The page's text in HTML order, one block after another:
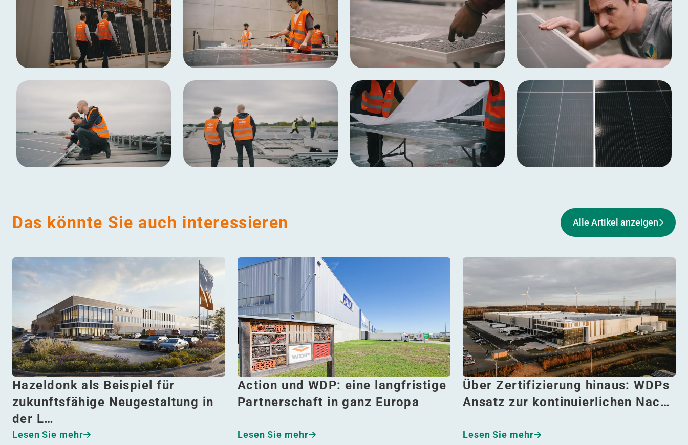
Das könnte Sie auch interessieren Alle Artikel anzeigen
Hazeldonk als Beispiel für
zukunftsfähige Neugestaltung in
der L…
Lesen Sie mehr
Action und WDP: eine langfristige
Partnerschaft in ganz Europa
Lesen Sie mehr
Über Zertifizierung hinaus: WDPs
Ansatz zur kontinuierlichen Nac…
Lesen Sie mehr